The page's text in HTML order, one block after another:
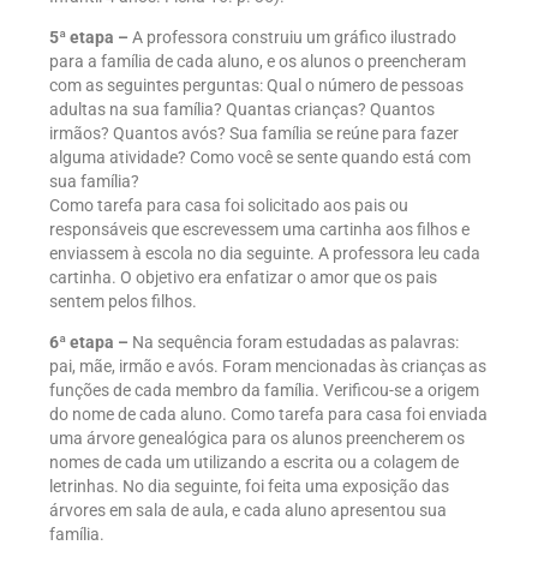
5ª etapa – A professora construiu um gráfico ilustrado
para a família de cada aluno, e os alunos o preencheram
com as seguintes perguntas: Qual o número de pessoas
adultas na sua família? Quantas crianças? Quantos
irmãos? Quantos avós? Sua família se reúne para fazer
alguma atividade? Como você se sente quando está com
sua família?
Como tarefa para casa foi solicitado aos pais ou
responsáveis que escrevessem uma cartinha aos filhos e
enviassem à escola no dia seguinte. A professora leu cada
cartinha. O objetivo era enfatizar o amor que os pais
sentem pelos filhos.
6ª etapa – Na sequência foram estudadas as palavras:
pai, mãe, irmão e avós. Foram mencionadas às crianças as
funções de cada membro da família. Verificou-se a origem
do nome de cada aluno. Como tarefa para casa foi enviada
uma árvore genealógica para os alunos preencherem os
nomes de cada um utilizando a escrita ou a colagem de
letrinhas. No dia seguinte, foi feita uma exposição das
árvores em sala de aula, e cada aluno apresentou sua
família.